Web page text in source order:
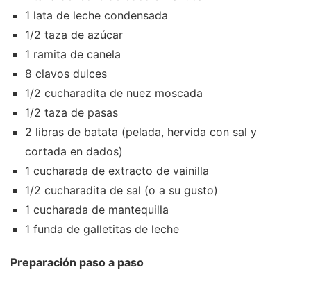
1 lata de leche condensada
1/2 taza de azúcar
1 ramita de canela
8 clavos dulces
1/2 cucharadita de nuez moscada
1/2 taza de pasas
2 libras de batata (pelada, hervida con sal y
cortada en dados)
1 cucharada de extracto de vainilla
1/2 cucharadita de sal (o a su gusto)
1 cucharada de mantequilla
1 funda de galletitas de leche
Preparación paso a paso